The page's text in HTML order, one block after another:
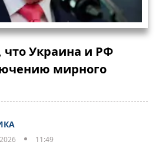
что Украина и РФ
мирного
11:49